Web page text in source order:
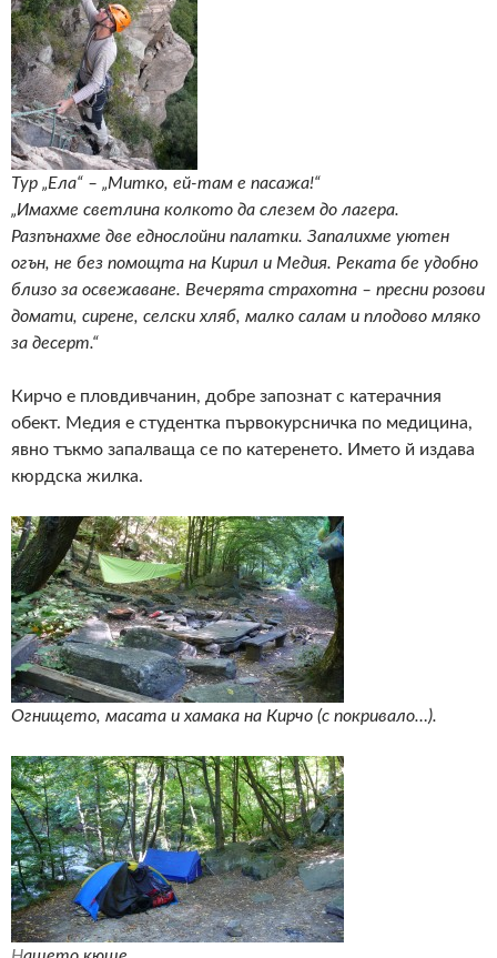
Тур „Ела“ – „Митко, ей-там е пасажа!“
„Имахме светлина колкото да слезем до лагера.
Разпънахме две еднослойни палатки. Запалихме уютен
огън, не без помощта на Кирил и Медия. Реката бе удобно
близо за освежаване. Вечерята страхотна – пресни розови
домати, сирене, селски хляб, малко салам и плодово мляко
за десерт.“
Кирчо е пловдивчанин, добре запознат с катерачния
обект. Медия е студентка първокурсничка по медицина,
явно тъкмо запалваща се по катеренето. Името й издава
кюрдска жилка.
Огнището, масата и хамака на Кирчо (с покривало…).